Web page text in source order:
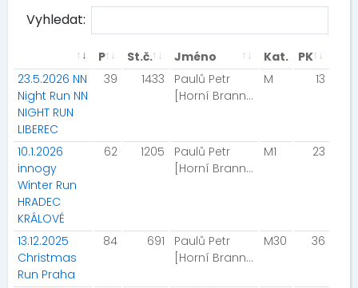
Vyhledat:
P St.č. Jméno Kat.
PK
23.5.2026 NN
Night Run NN
NIGHT RUN
LIBEREC
39 1433
Paulů Petr
[Horní Branná]
M 13
10.1.2026
innogy
Winter Run
HRADEC
KRÁLOVÉ
62 1205
Paulů Petr
[Horní Branná]
M1 23
13.12.2025
Christmas
Run Praha
84 691
Paulů Petr
[Horní Branná]
M30 36